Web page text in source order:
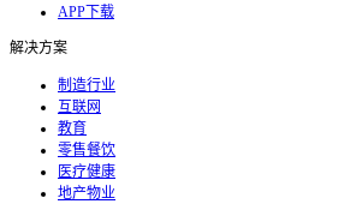
APP下载
解决方案
制造行业
互联网
教育
零售餐饮
医疗健康
地产物业